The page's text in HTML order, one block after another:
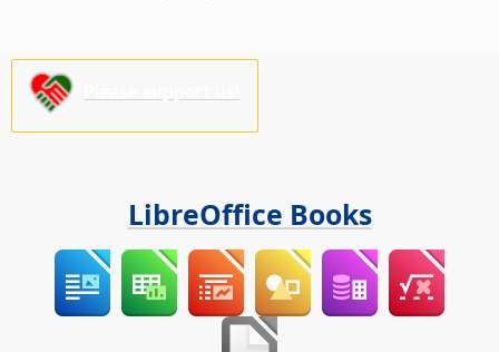
LibreOffice Books